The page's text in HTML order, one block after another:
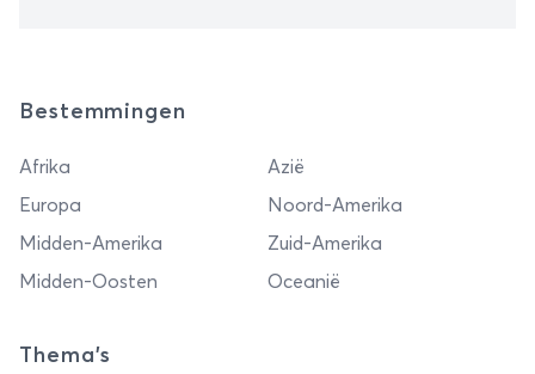
Bestemmingen
Afrika
Azië
Europa
Noord-Amerika
Midden-Amerika
Zuid-Amerika
Midden-Oosten
Oceanië
Thema's